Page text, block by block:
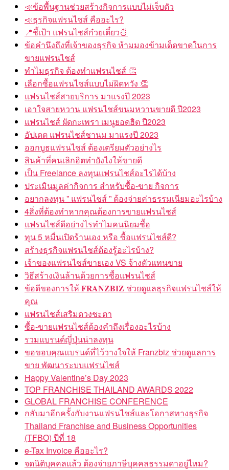
📣ข้อพื้นฐานช่วยสร้างกิจการแบบไม่เจ็บตัว
📣ธุรกิจแฟรนไชส์ คืออะไร?
📍ชี้เป้า แฟรนไชส์ก๋วยเตี๋ยว🍜
ข้อคำนึงถึงที่เจ้าของธุรกิจ ห้ามมองข้ามเด็ดขาดในการ
ขายแฟรนไชส์
ทำไมธุรกิจ ต้องทำแฟรนไชส์ 👏
เลือกซื้อแฟรนไชส์แบบไม่ผิดหวัง 👏
แฟรนไชส์สายบริการ มาแรงปี 2023
เอาใจสายหวาน แฟรนไชส์ขนมหวานขายดี ปี2023
แฟรนไชส์ ผัดกะเพรา เมนูยอดฮิต ปี2023
อัปเดต แฟรนไชส์ชานม มาแรงปี 2023
ออกบูธแฟรนไชส์ ต้องเตรียมตัวอย่างไร
สินค้าที่คนเลิกฮิตทำยังไงให้ขายดี
เป็น Freelance ลงทุนแฟรนไชส์อะไรได้บ้าง
ประเมินมูลค่ากิจการ สำหรับซื้อ-ขาย กิจการ
อยากลงทุน ” แฟรนไชส์ ” ต้องจ่ายค่าธรรมเนียมอะไรบ้าง
4สิ่งที่ต้องทำหากคุณต้องการขายแฟรนไชส์
แฟรนไชส์ดีอย่างไรทำไมคนนิยมซื้อ
ทุน 5 หมื่นเปิดร้านเอง หรือ ซื้อแฟรนไชส์ดี?
สร้างธุรกิจแฟรนไชส์ต้องรู้อะไรบ้าง?
เจ้าของแฟรนไชส์ขายเอง VS จ้างตัวแทนขาย
วิธีสร้างเงินล้านด้วยการซื้อแฟรนไชส์
ข้อดีของการให้ 𝐅𝐑𝐀𝐍𝐙𝐁𝐈𝐙 ช่วยดูแลธุรกิจแฟรนไชส์ให้
คุณ
แฟรนไชส์เสริมดวงชะตา
ซื้อ-ขายแฟรนไชส์ต้องคำถึงเรื่องอะไรบ้าง
รวมแบรนด์ญี่ปุ่นน่าลงทุน
ขอขอบคุณแบรนด์ที่ไว้วางใจให้ Franzbiz ช่วยดูแลการ
ขาย พัฒนาระบบแฟรนไชส์
Happy Valentine’s Day 2023
TOP FRANCHISE THAILAND AWARDS 2022
GLOBAL FRANCHISE CONFERENCE
กลับมาอีกครั้งกับงานแฟรนไชส์และโอกาสทางธุรกิจ
Thailand Franchise and Business Opportunities
(TFBO) ปีที่ 18
e-Tax Invoice คืออะไร?
จดนิติบุคคลแล้ว ต้องจ่ายภาษีบุคคลธรรมดาอยู่ไหม?